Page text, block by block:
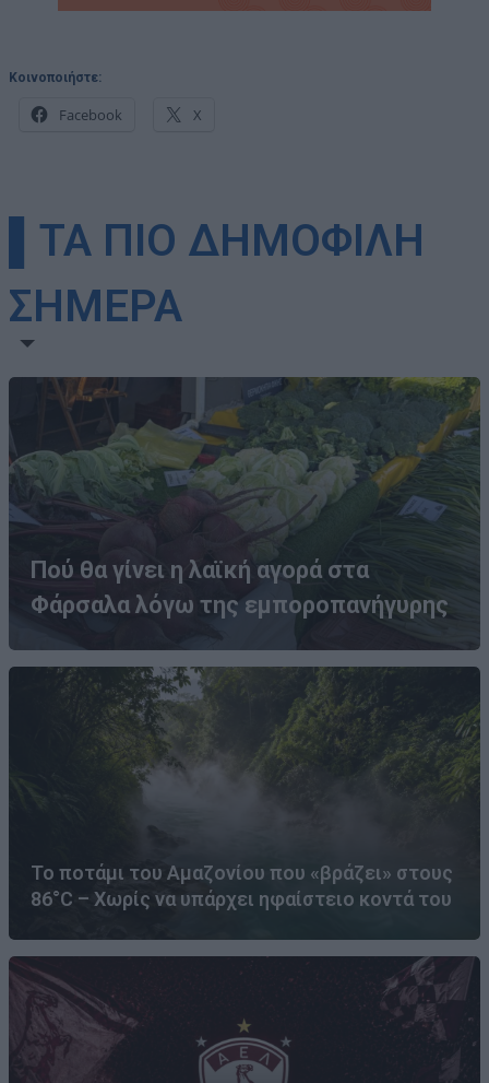
Κοινοποιήστε:
Facebook X
▌ΤΑ ΠΙΟ ΔΗΜΟΦΙΛΗ
ΣΗΜΕΡΑ
Πού θα γίνει η λαϊκή αγορά στα
Φάρσαλα λόγω της εμποροπανήγυρης
Το ποτάμι του Αμαζονίου που «βράζει» στους
86°C – Χωρίς να υπάρχει ηφαίστειο κοντά του